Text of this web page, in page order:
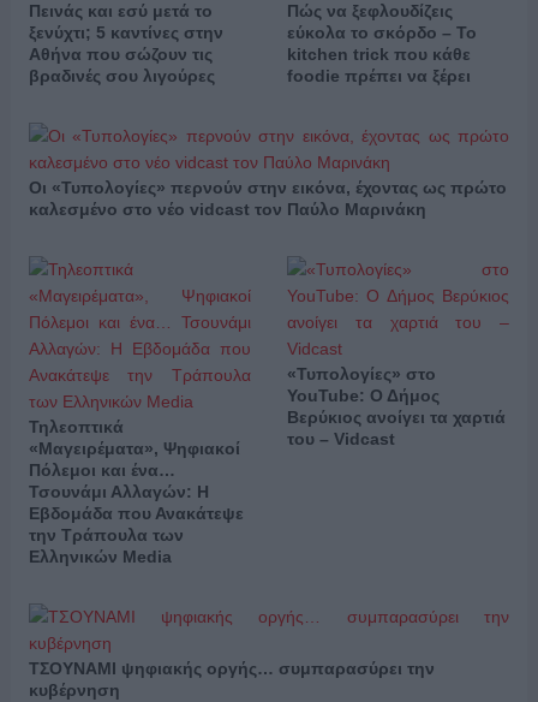
Πεινάς και εσύ μετά το
ξενύχτι; 5 καντίνες στην
Αθήνα που σώζουν τις
βραδινές σου λιγούρες
Πώς να ξεφλουδίζεις
εύκολα το σκόρδο – Το
kitchen trick που κάθε
foodie πρέπει να ξέρει
Οι «Τυπολογίες» περνούν στην εικόνα, έχοντας ως πρώτο
καλεσμένο στο νέο vidcast τον Παύλο Μαρινάκη
Τηλεοπτικά
«Μαγειρέματα», Ψηφιακοί
Πόλεμοι και ένα…
Τσουνάμι Αλλαγών: Η
Εβδομάδα που Ανακάτεψε
την Τράπουλα των
Ελληνικών Media
«Τυπολογίες» στο
YouTube: Ο Δήμος
Βερύκιος ανοίγει τα χαρτιά
του – Vidcast
ΤΣΟΥΝΑΜΙ ψηφιακής οργής… συμπαρασύρει την
κυβέρνηση